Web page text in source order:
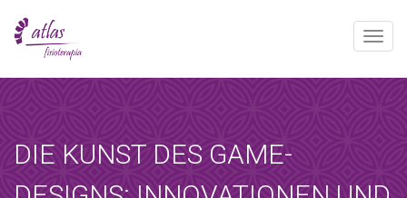
Toggle
DIE KUNST DES GAME-